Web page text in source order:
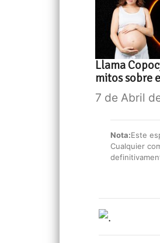
Llama
mitos sobre
7 de Abril
Nota:Este
Cualquier